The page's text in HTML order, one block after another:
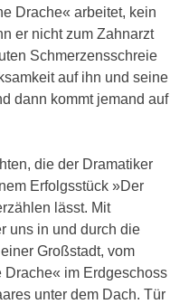
Drache« arbeitet, kein
er nicht zum Zahnarzt
Schmerzensschreie
auf ihn und seine
dann kommt jemand auf
die der Dramatiker
Erfolgsstück »Der
lässt. Mit
uns in und durch die
Großstadt, vom
im Erdgeschoss
unter dem Dach. Tür